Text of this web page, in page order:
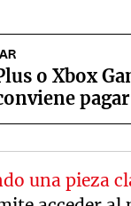
o Xbox
una pieza